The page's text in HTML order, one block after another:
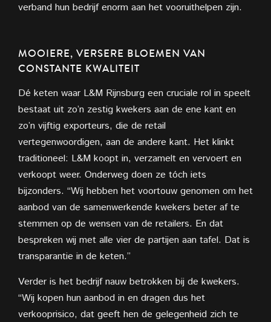
verband hun bedrijf enorm aan het vooruithelpen zijn.
MOOIERE, VERSERE BLOEMEN VAN
CONSTANTE KWALITEIT
Dé keten waar L&M Rijnsburg een cruciale rol in speelt
bestaat uit zo’n zestig kwekers aan de ene kant en
zo’n vijftig exporteurs, die de retail
vertegenwoordigen, aan de andere kant. Het klinkt
traditioneel: L&M koopt in, verzamelt en vervoert en
verkoopt weer. Onderweg doen ze tóch iets
bijzonders. “Wij hebben het voortouw genomen om het
aanbod van de samenwerkende kwekers beter af te
stemmen op de wensen van de retailers. En dat
bespreken wij met alle vier de partijen aan tafel. Dat is
transparantie in de keten.”
Verder is het bedrijf nauw betrokken bij de kwekers.
“Wij kopen hun aanbod in en dragen dus het
verkooprisico, dat geeft hen de gelegenheid zich te